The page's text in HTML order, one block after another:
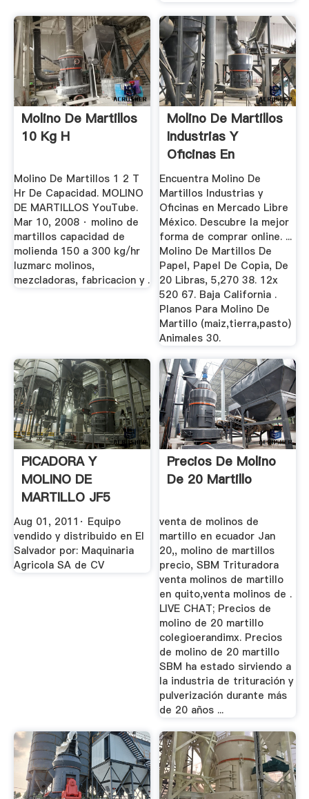
Molino De Martillos
10 Kg H
Molino De Martillos 1 2 T
Hr De Capacidad. MOLINO
DE MARTILLOS YouTube.
Mar 10, 2008 · molino de
martillos capacidad de
molienda 150 a 300 kg/hr
luzmarc molinos,
mezcladoras, fabricacion y .
Molino De Martillos
Industrias Y
Oficinas En
Mercado ...
Encuentra Molino De
Martillos Industrias y
Oficinas en Mercado Libre
México. Descubre la mejor
forma de comprar online. ...
Molino De Martillos De
Papel, Papel De Copia, De
20 Libras, 5,270 38. 12x
520 67. Baja California .
Planos Para Molino De
Martillo (maiz,tierra,pasto)
Animales 30.
PICADORA Y
MOLINO DE
MARTILLO JF5
YouTube
Aug 01, 2011· Equipo
vendido y distribuido en El
Salvador por: Maquinaria
Agricola SA de CV
Precios De Molino
De 20 Martillo
venta de molinos de
martillo en ecuador Jan
20,, molino de martillos
precio, SBM Trituradora
venta molinos de martillo
en quito,venta molinos de .
LIVE CHAT; Precios de
molino de 20 martillo
colegioerandimx. Precios
de molino de 20 martillo
SBM ha estado sirviendo a
la industria de trituración y
pulverización durante más
de 20 años ...